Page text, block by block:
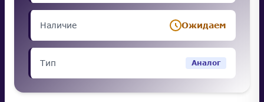
Наличие Ожидаем
Тип Аналог